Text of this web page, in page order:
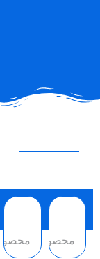
محصول محصول